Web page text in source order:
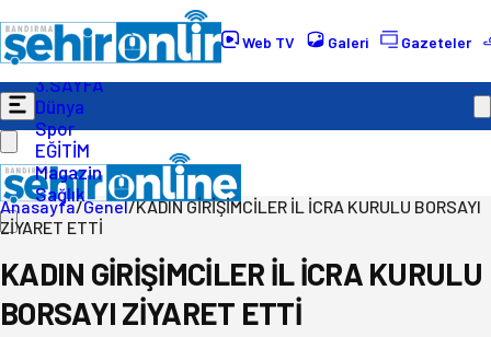
Web TV Galeri Gazeteler
Gündem
Ekonomi
Politika
3.SAYFA
Dünya
Spor
EĞİTİM
Magazin
Sağlık
Anasayfa/Genel/KADIN GİRİŞİMCİLER İL İCRA KURULU BORSAYI
ZİYARET ETTİ
KADIN GİRİŞİMCİLER İL İCRA KURULU
BORSAYI ZİYARET ETTİ